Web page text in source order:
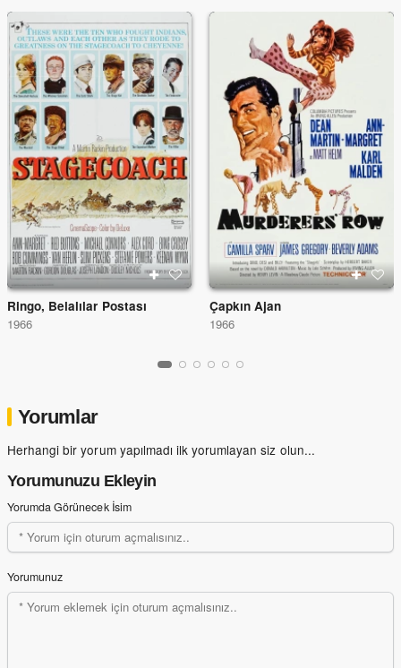
Ringo, Belalılar Postası
1966
Çapkın Ajan
1966
Yorumlar
Herhangi bir yorum yapılmadı ilk yorumlayan siz olun...
Yorumunuzu Ekleyin
Yorumda Görünecek İsim
Yorumunuz